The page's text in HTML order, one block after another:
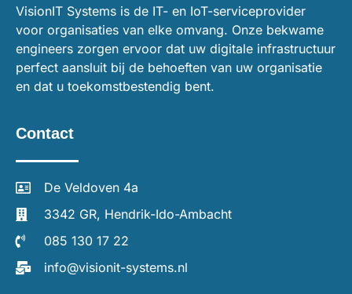
VisionIT Systems is de IT- en IoT-serviceprovider
voor organisaties van elke omvang. Onze bekwame
engineers zorgen ervoor dat uw digitale infrastructuur
perfect aansluit bij de behoeften van uw organisatie
en dat u toekomstbestendig bent.
Contact
De Veldoven 4a
3342 GR, Hendrik-Ido-Ambacht
085 130 17 22
info@visionit-systems.nl